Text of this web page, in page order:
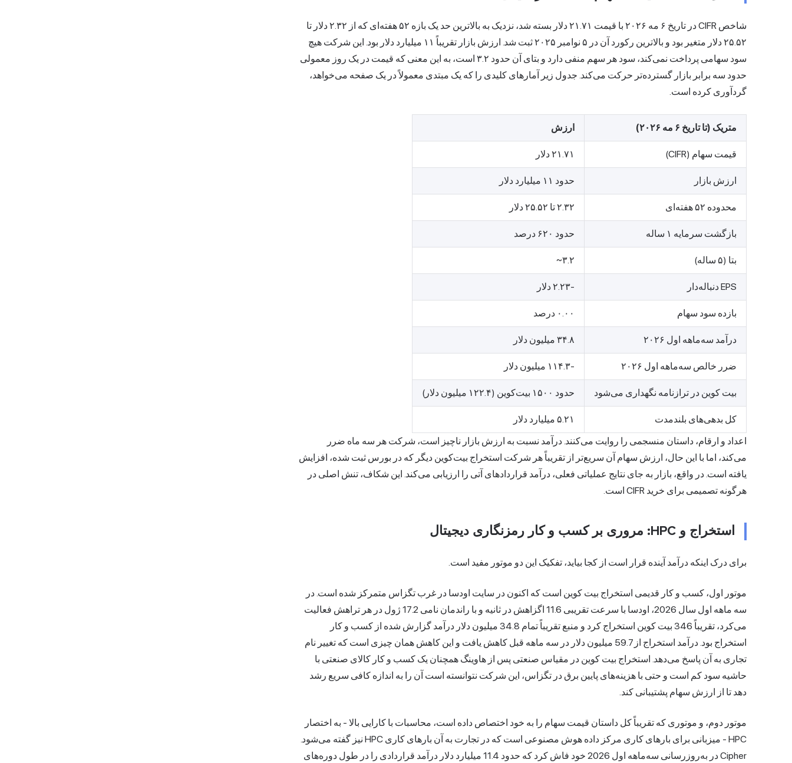
شاخص CIFR در تاریخ ۶ مه ۲۰۲۶ با قیمت ۲۱.۷۱ دلار بسته شد، نزدیک به بالاترین حد یک بازه ۵۲ هفته‌ای که از ۲.۳۲ دلار تا
۲۵.۵۲ دلار متغیر بود و بالاترین رکورد آن در ۵ نوامبر ۲۰۲۵ ثبت شد. ارزش بازار تقریباً ۱۱ میلیارد دلار بود. این شرکت هیچ
سود سهامی پرداخت نمی‌کند، سود هر سهم منفی دارد و بتای آن حدود ۳.۲ است، به این معنی که قیمت در یک روز معمولی
حدود سه برابر بازار گسترده‌تر حرکت می‌کند. جدول زیر آمارهای کلیدی را که یک مبتدی معمولاً در یک صفحه می‌خواهد،
گردآوری کرده است.
متریک (تا تاریخ ۶ مه ۲۰۲۶) ارزش
قیمت سهام (CIFR) ۲۱.۷۱ دلار
ارزش بازار حدود ۱۱ میلیارد دلار
محدوده ۵۲ هفته‌ای ۲.۳۲ تا ۲۵.۵۲ دلار
بازگشت سرمایه ۱ ساله حدود ۶۲۰ درصد
بتا (۵ ساله) ۳.۲~
EPS دنباله‌دار -۲.۲۳ دلار
بازده سود سهام ۰.۰۰ درصد
درآمد سه‌ماهه اول ۲۰۲۶ ۳۴.۸ میلیون دلار
ضرر خالص سه‌ماهه اول ۲۰۲۶ -۱۱۴.۳ میلیون دلار
بیت کوین در ترازنامه نگهداری می‌شود حدود ۱۵۰۰ بیت‌کوین (۱۲۲.۴ میلیون دلار)
کل بدهی‌های بلندمدت
۵.۲۱ میلیارد دلار
اعداد و ارقام، داستان منسجمی را روایت می‌کنند. درآمد نسبت به ارزش بازار ناچیز است، شرکت هر سه ماه ضرر
می‌کند، اما با این حال، ارزش سهام آن سریع‌تر از تقریباً هر شرکت استخراج بیت‌کوین دیگر که در بورس ثبت شده، افزایش
یافته است. در واقع، بازار به جای نتایج عملیاتی فعلی، درآمد قراردادهای آتی را ارزیابی می‌کند. این شکاف، تنش اصلی در
هرگونه تصمیمی برای خرید CIFR است.
استخراج و HPC: مروری بر کسب و کار رمزنگاری دیجیتال
برای درک اینکه درآمد آینده قرار است از کجا بیاید، تفکیک این دو موتور مفید است.
موتور اول، کسب و کار قدیمی استخراج بیت کوین است که اکنون در سایت اودسا در غرب تگزاس متمرکز شده است. در
سه ماهه اول سال 2026، اودسا با سرعت تقریبی 11.6 اگزاهش در ثانیه و با راندمان نامی 17.2 ژول در هر تراهش فعالیت
می‌کرد، تقریباً 346 بیت کوین استخراج کرد و منبع تقریباً تمام 34.8 میلیون دلار درآمد گزارش شده از کسب و کار
استخراج بود. درآمد استخراج از 59.7 میلیون دلار در سه ماهه قبل کاهش یافت و این کاهش همان چیزی است که تغییر نام
تجاری به آن پاسخ می‌دهد. استخراج بیت کوین در مقیاس صنعتی پس از هاوینگ همچنان یک کسب و کار کالای صنعتی با
حاشیه سود کم است و حتی با هزینه‌های پایین برق در تگزاس، این شرکت نتوانسته است آن را به اندازه کافی سریع رشد
دهد تا از ارزش سهام پشتیبانی کند.
موتور دوم، و موتوری که تقریباً کل داستان قیمت سهام را به خود اختصاص داده است، محاسبات با کارایی بالا - به اختصار
HPC - میزبانی برای بارهای کاری مرکز داده هوش مصنوعی است که در تجارت به آن بارهای کاری HPC نیز گفته می‌شود.
Cipher در به‌روزرسانی سه‌ماهه اول 2026 خود فاش کرد که حدود 11.4 میلیارد دلار درآمد قراردادی را در طول دوره‌های